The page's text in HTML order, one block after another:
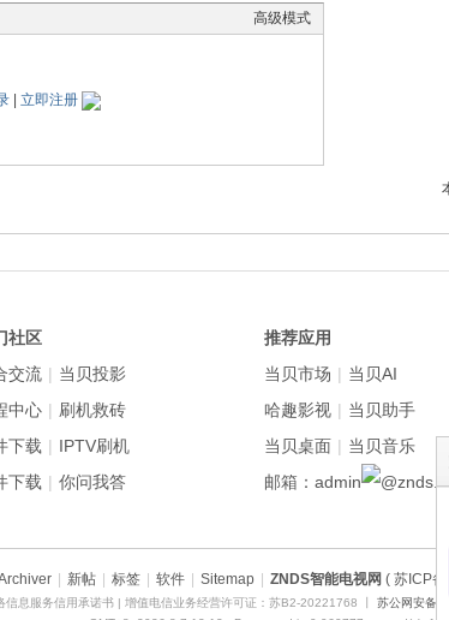
高级模式
立即注册
推荐应用
当贝市场 | 当贝AI
哈趣影视 | 当贝助手
当贝桌面 | 当贝音乐
邮箱：admin
社区
交流 | 当贝投影
中心 | 刷机救砖
下载 | IPTV刷机
下载 | 你问我答
新帖 标签 软件 Sitemap ZNDS智能电视网 ( 苏ICP
信息服务信用承诺书 | 增值电信业务经营许可证：苏B2-20221768 丨 苏公网安备